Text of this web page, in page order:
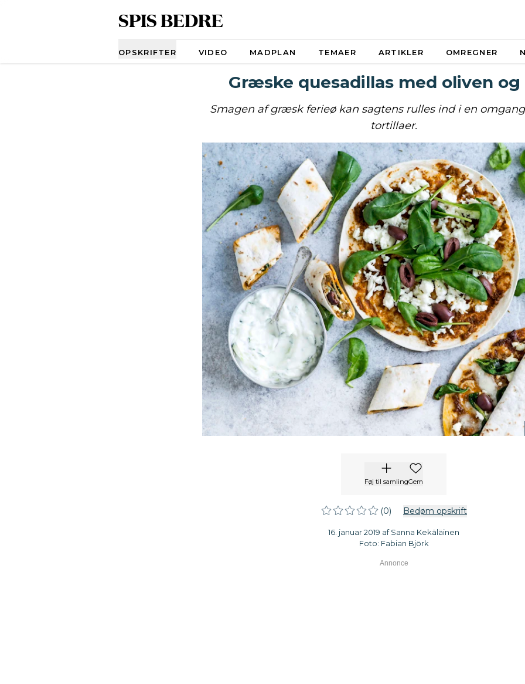
SPIS BEDRE
OPSKRIFTER VIDEO MADPLAN TEMAER ARTIKLER OMREGNER
Græske quesadillas med oliven
Smagen af græsk ferieø kan sagtens rulles ind i en
tortillaer.
Føj til samlingGem
(0) Bedøm opskrift
16. januar 2019 af Sanna Kekäläinen
Foto: Fabian Björk